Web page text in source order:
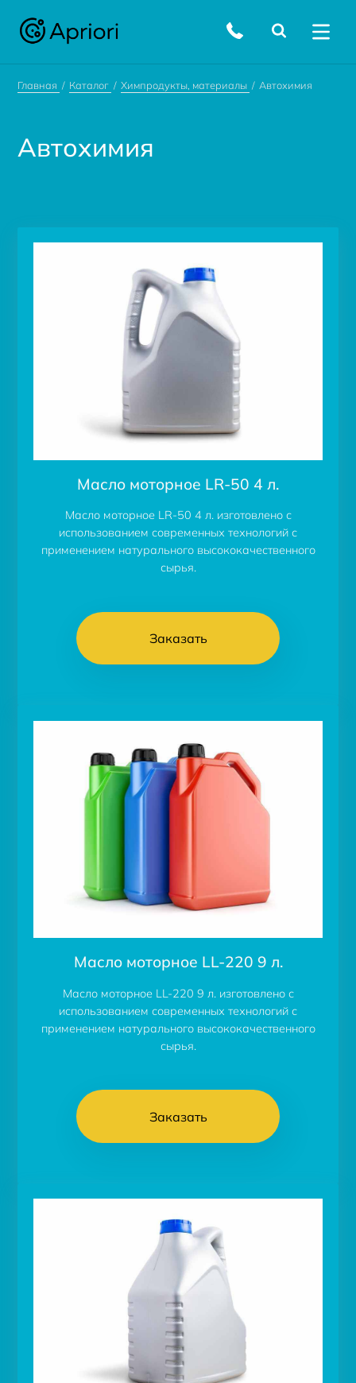
Главная Каталог Химпродукты, материалы Автохимия
Автохимия
Масло моторное LR-50 4 л.
Масло моторное LR-50 4 л. изготовлено с
использованием современных технологий с
применением натурального высококачественного
сырья.
Заказать
Масло моторное LL-220 9 л.
Масло моторное LL-220 9 л. изготовлено с
использованием современных технологий с
применением натурального высококачественного
сырья.
Заказать